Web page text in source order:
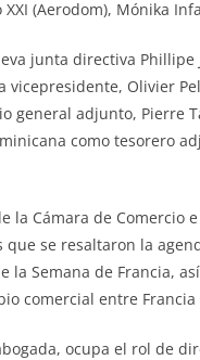
(Aerodom), Mónika
junta directiva Phillipe
vicepresidente, Olivier
general adjunto, Pierre
como tesorero
la Cámara de Comercio
se resaltaron la
la Semana de Francia,
comercial entre Francia
ocupa el rol de